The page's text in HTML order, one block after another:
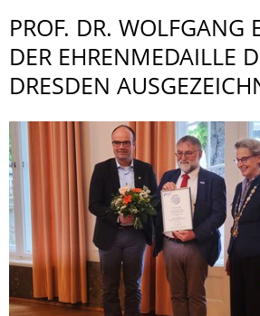
­PROF. DR. WOLFGANG
DER EHRENMEDAILLE
DRESDEN